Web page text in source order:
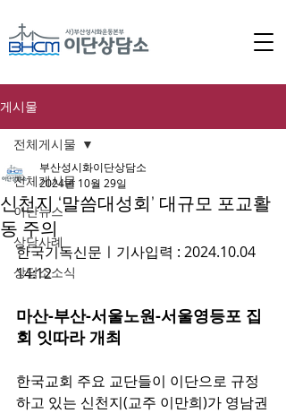
게시물
전체게시물
이단뉴스
상담사례
상담소소식
전체게시물
신천지 ‘말씀대성회’ 대규모 포교활
동 주의
부산성시화이단상담소
2024년 10월 29일
한국기독신문ㅣ기사입력 : 2024.10.04
14:12
마산-부산-서울노원-서울영등포 집
회 잇따라 개최
한국교회 주요 교단들이 이단으로 규정
하고 있는 신천지(교주 이만희)가 영남권